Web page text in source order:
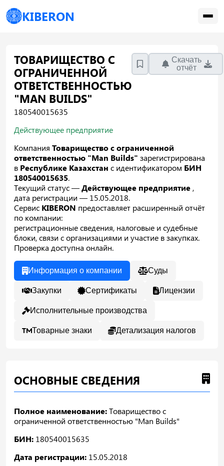
KIBERON
ТОВАРИЩЕСТВО С
ОГРАНИЧЕННОЙ
ОТВЕТСТВЕННОСТЬЮ
"MAN BUILDS"
180540015635
Скачать
отчёт
Действующее предприятие
Компания Товарищество с ограниченной
ответственностью "Man Builds" зарегистрирована
в Республике Казахстан с идентификатором БИН
180540015635.
Текущий статус —Действующее предприятие ,
дата регистрации — 15.05.2018.
Сервис KIBERON предоставляет расширенный отчёт
по компании:
регистрационные сведения, налоговые и судебные
блоки, связи с организациями и участие в закупках.
Проверка доступна онлайн.
Информация о компании Суды
Закупки Сертификаты Лицензии
Исполнительные производства
Товарные знаки Детализация налогов
ОСНОВНЫЕ СВЕДЕНИЯ
Полное наименование:Товарищество с
ограниченной ответственностью "Man Builds"
БИН: 180540015635
Дата регистрации: 15.05.2018